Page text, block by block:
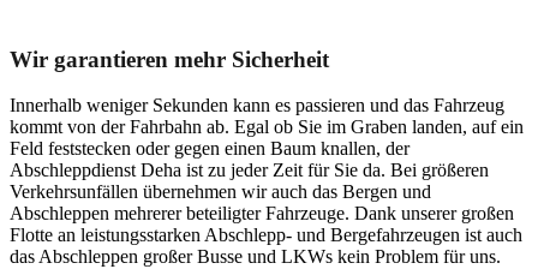
Wir garantieren mehr Sicherheit
Innerhalb weniger Sekunden kann es passieren und das Fahrzeug
kommt von der Fahrbahn ab. Egal ob Sie im Graben landen, auf ein
Feld feststecken oder gegen einen Baum knallen, der
Abschleppdienst Deha ist zu jeder Zeit für Sie da. Bei größeren
Verkehrsunfällen übernehmen wir auch das Bergen und
Abschleppen mehrerer beteiligter Fahrzeuge. Dank unserer großen
Flotte an leistungsstarken Abschlepp- und Bergefahrzeugen ist auch
das Abschleppen großer Busse und LKWs kein Problem für uns.